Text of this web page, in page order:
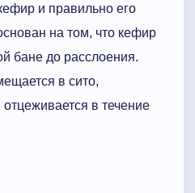
и правильно его
на том, что кефир
бане до расслоения.
в сито,
в течение